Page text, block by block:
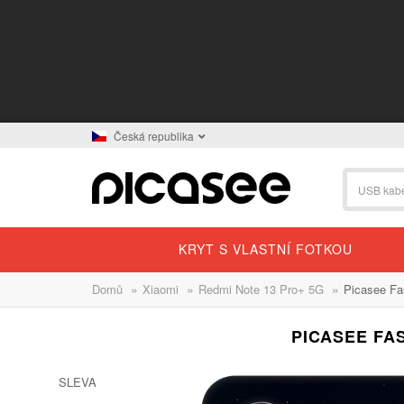
Česká republika
KRYT S VLASTNÍ FOTKOU
Domů » Xiaomi » Redmi Note 13 Pro+ 5G » Picasee
PICASEE
SLEVA